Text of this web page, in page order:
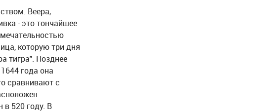
Веера,
- это тончайшее
которую три дня
тигра". Позднее
года она
сравнивают с
520 году. В